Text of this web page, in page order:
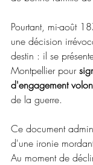
Pourtant, mi-août
une décision
destin : il se
Montpellier pour
d'engagement
de la guerre.
Ce document
d'une ironie
Au moment de